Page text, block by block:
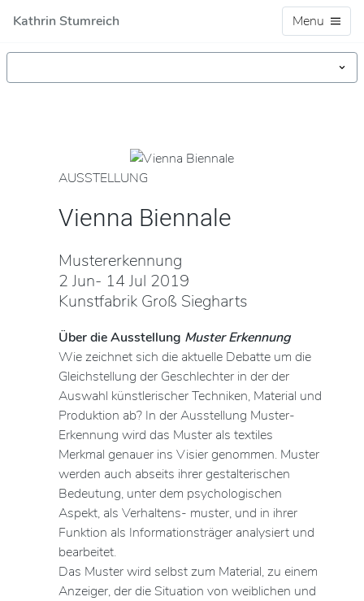
Kathrin Stumreich Menu
AUSSTELLUNG
Vienna Biennale
Mustererkennung
2 Jun- 14 Jul 2019
Kunstfabrik Groß Siegharts
Über die Ausstellung Muster Erkennung
Wie zeichnet sich die aktuelle Debatte um die
Gleichstellung der Geschlechter in der der
Auswahl künstlerischer Techniken, Material und
Produktion ab? In der Ausstellung Muster-
Erkennung wird das Muster als textiles
Merkmal genauer ins Visier genommen. Muster
werden auch abseits ihrer gestalterischen
Bedeutung, unter dem psychologischen
Aspekt, als Verhaltens- muster, und in ihrer
Funktion als Informationsträger analysiert und
bearbeitet.
Das Muster wird selbst zum Material, zu einem
Anzeiger, der die Situation von weiblichen und